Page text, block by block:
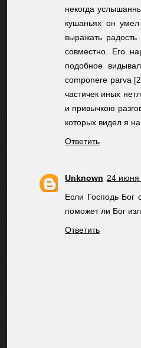
некогда
кушаньях он
выражать
совместно. Его
подобное
componere parva
частичек иных
и привычкою
которых видел я
Ответить
Unknown 24 июня
Если Господь Бог
поможет ли Бог
Ответить